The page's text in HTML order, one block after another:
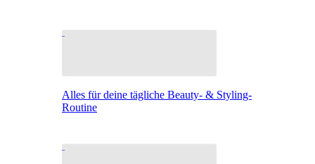
Alles für deine tägliche Beauty- & Styling-
Routine